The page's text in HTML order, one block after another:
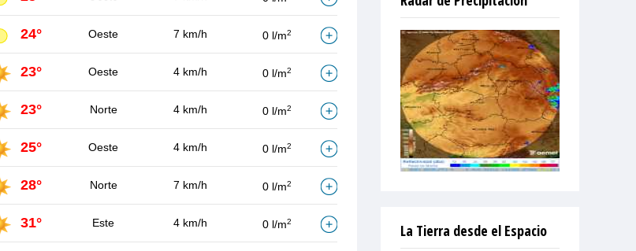
24° Oeste 7 km/h 0 l/m2
23° Oeste 4 km/h 0 l/m2
23° Norte 4 km/h 0 l/m2
25° Oeste 4 km/h 0 l/m2
28° Norte 7 km/h 0 l/m2
31° Este 4 km/h 0 l/m2 La Tierra desde el Espacio